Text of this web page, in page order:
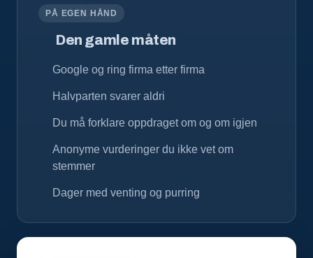
PÅ EGEN HÅND
Den gamle måten
Google og ring firma etter firma
Halvparten svarer aldri
Du må forklare oppdraget om og om igjen
Anonyme vurderinger du ikke vet om
stemmer
Dager med venting og purring